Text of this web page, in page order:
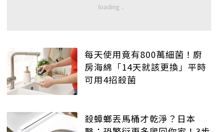
每天使用竟有800萬細菌！廚
房海綿「14天就該更換」平時
可用4招殺菌
殺蟑螂丟馬桶才乾淨？日本